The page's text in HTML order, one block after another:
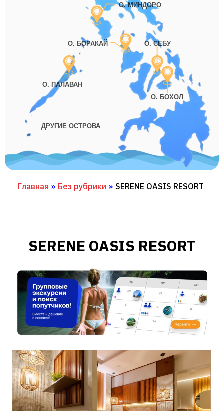
О. МИНДОРО
О. БОРАКАЙ
О. ПАЛАВАН
О. СЕБУ
О. БОХОЛ
ДРУГИЕ ОСТРОВА
Главная » Без рубрики » SERENE OASIS RESORT
SERENE OASIS RESORT